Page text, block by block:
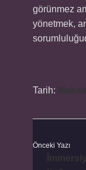
görünmez
yönetmek,
Tarih:
Önceki Yazı